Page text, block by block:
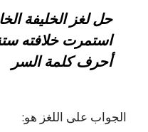
حل لغز الخليفة
استمرت خلافته
أحرف كلمة السر
الجواب على اللغز هو: